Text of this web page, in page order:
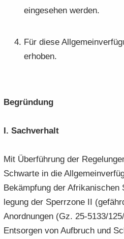
ein­ge­se­hen wer­den.
Für diese
er­ho­ben.
Be­grün­dung
I. Sach­ver­halt
Mit Über­füh­rung der
Schwar­te in die
Be­kämp­fung der
le­gung der Sperr­zo­ne II
An­ord­nun­gen (Gz. 25-5133/
Ent­sor­gen von Auf­bruch und